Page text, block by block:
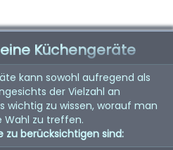
Küchengeräte
kann sowohl aufregend als
der Vielzahl an
wichtig zu wissen, worauf man
Wahl zu treffen.
zu berücksichtigen sind: